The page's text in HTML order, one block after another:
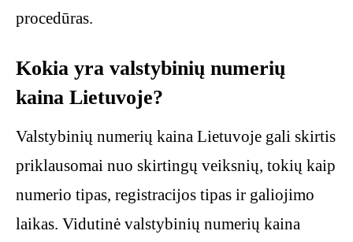
procedūras.
Kokia yra valstybinių numerių
kaina Lietuvoje?
Valstybinių numerių kaina Lietuvoje gali skirtis
priklausomai nuo skirtingų veiksnių, tokių kaip
numerio tipas, registracijos tipas ir galiojimo
laikas. Vidutinė valstybinių numerių kaina